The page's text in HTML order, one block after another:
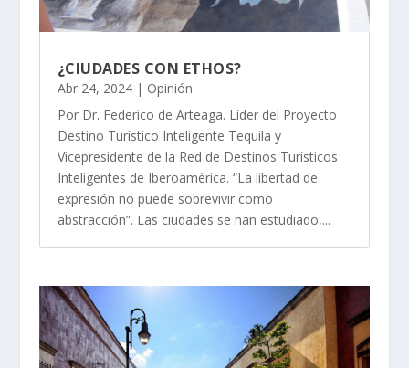
¿CIUDADES CON ETHOS?
Abr 24, 2024| Opinión
Por Dr. Federico de Arteaga. Líder del Proyecto
Destino Turístico Inteligente Tequila y
Vicepresidente de la Red de Destinos Turísticos
Inteligentes de Iberoamérica. “La libertad de
expresión no puede sobrevivir como
abstracción”. Las ciudades se han estudiado,...